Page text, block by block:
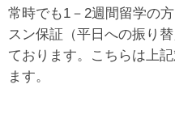
常時でも1－2週間留学の
スン保証（平日への振り
ております。こちらは上
ます。